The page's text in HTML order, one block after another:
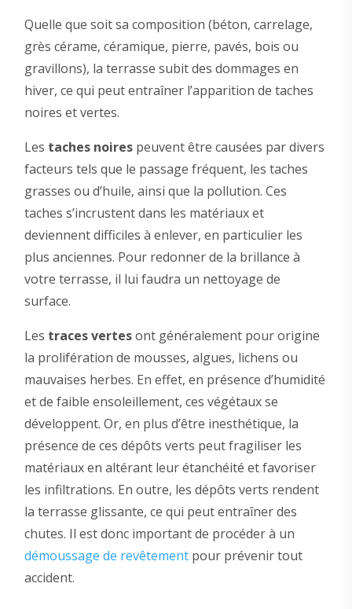
Quelle que soit sa composition (béton, carrelage,
grès cérame, céramique, pierre, pavés, bois ou
gravillons), la terrasse subit des dommages en
hiver, ce qui peut entraîner l’apparition de taches
noires et vertes.
Les taches noirespeuvent être causées par divers
facteurs tels que le passage fréquent, les taches
grasses ou d’huile, ainsi que la pollution. Ces
taches s’incrustent dans les matériaux et
deviennent difficiles à enlever, en particulier les
plus anciennes. Pour redonner de la brillance à
votre terrasse, il lui faudra un nettoyage de
surface.
Les traces vertesont généralement pour origine
la prolifération de mousses, algues, lichens ou
mauvaises herbes. En effet, en présence d’humidité
et de faible ensoleillement, ces végétaux se
développent. Or, en plus d’être inesthétique, la
présence de ces dépôts verts peut fragiliser les
matériaux en altérant leur étanchéité et favoriser
les infiltrations. En outre, les dépôts verts rendent
la terrasse glissante, ce qui peut entraîner des
chutes. Il est donc important de procéder à un
démoussage de revêtementpour prévenir tout
accident.